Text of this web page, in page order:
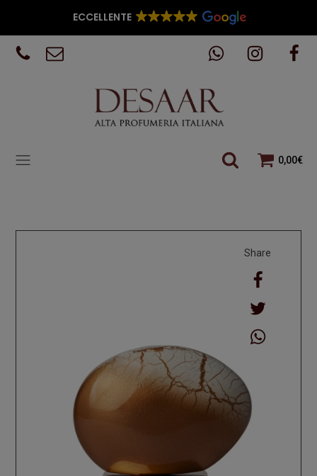
ECCELLENTE
0,00€
Share